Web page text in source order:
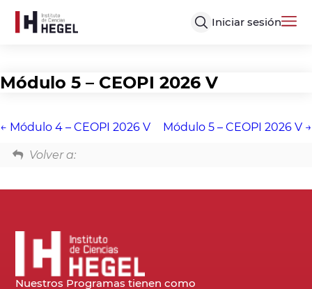
Iniciar sesión
Módulo 5 – CEOPI 2026 V
Módulo 4 – CEOPI 2026 V Módulo 5 – CEOPI 2026 V
Volver a:
Nuestros Programas tienen como